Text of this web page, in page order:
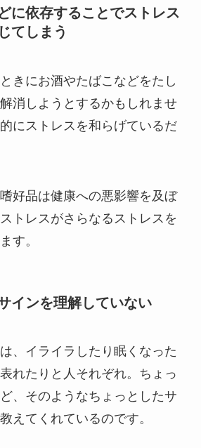
に依存することでストレス
てしまう
きにお酒やたばこなどをたし
消しようとするかもしれませ
にストレスを和らげているだ
好品は健康への悪影響を及ぼ
トレスがさらなるストレスを
す。
インを理解していない
、イライラしたり眠くなった
れたりと人それぞれ。ちょっ
、そのようなちょっとしたサ
えてくれているのです。